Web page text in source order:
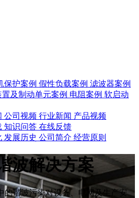
保护案例 假性负载案例 滤波器案例
置及制动单元案例 电阻案例 软启动
公司视频 行业新闻 产品视频
知识问答 在线反馈
发展历史 公司简介 经营原则
波解决方案
的谐波污染对设备、电网及生产安